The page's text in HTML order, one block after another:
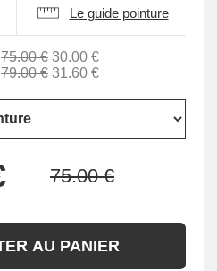
Le guide pointure
75.00 € 30.00 €
79.00 € 31.60 €
AU PANIER